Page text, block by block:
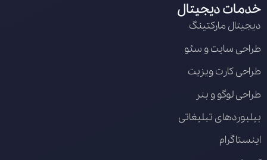
خدمات دیجیتال
دیجیتال مارکتینگ
طراحی سایت و سئو
طراحی کارت ویزیت
طراحی لوگو و بنر
بیلبوردهای تبلیغاتی
اینستاگرام